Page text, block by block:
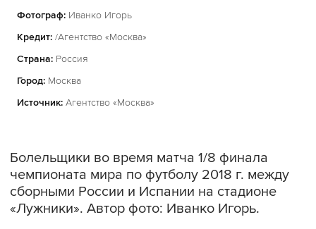
Фотограф: Иванко Игорь
Кредит: /Агентство «Москва»
Страна: Россия
Город: Москва
Источник: Агентство «Москва»
Болельщики во время матча 1/8 финала
чемпионата мира по футболу 2018 г. между
сборными России и Испании на стадионе
«Лужники». Автор фото: Иванко Игорь.